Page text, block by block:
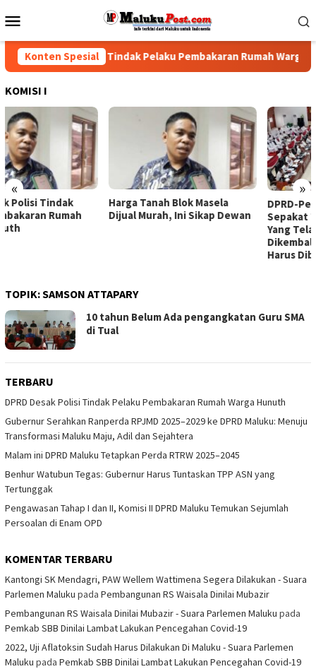
ke
Mobile
Konten Spesial
Desak Polisi Tindak Pelaku Pembakaran Rumah Warga
KOMISI I
« »
Harga Tanah Blok Masela
Dijual Murah, Ini Sikap Dewan
DPRD-Pemprov Maluku
Sepakat Tenaga Non-ASN
Yang Telah Dirumahkan
Dikembalikan, Gaji Tetap
TOPIK:SAMSON ATTAPARY
10 tahun Belum Ada pengangkatan Guru SMA
di Tual
TERBARU
DPRD Desak Polisi Tindak Pelaku Pembakaran Rumah Warga Hunuth
Gubernur Serahkan Ranperda RPJMD 2025–2029 ke DPRD Maluku: Menuju
Transformasi Maluku Maju, Adil dan Sejahtera
Malam ini DPRD Maluku Tetapkan Perda RTRW 2025–2045
Benhur Watubun Tegas: Gubernur Harus Tuntaskan TPP ASN yang
Tertunggak
Pengawasan Tahap I dan II, Komisi II DPRD Maluku Temukan Sejumlah
Persoalan di Enam OPD
KOMENTAR TERBARU
Kantongi SK Mendagri, PAW Wellem Wattimena Segera Dilakukan - Suara
Parlemen Maluku pada Pembangunan RS Waisala Dinilai Mubazir
Pembangunan RS Waisala Dinilai Mubazir - Suara Parlemen Maluku pada
Pemkab SBB Dinilai Lambat Lakukan Pencegahan Covid-19
2022, Uji Aflatoksin Sudah Harus Dilakukan Di Maluku - Suara Parlemen
Maluku pada Pemkab SBB Dinilai Lambat Lakukan Pencegahan Covid-19